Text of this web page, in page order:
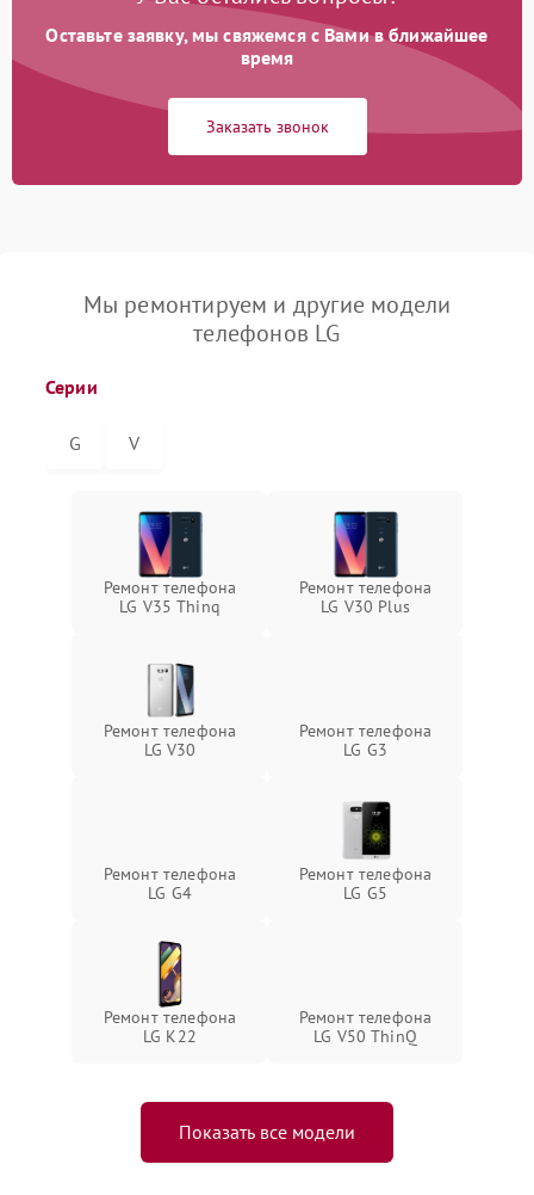
Оставьте заявку, мы свяжемся с Вами в ближайшее
время
Заказать звонок
Мы ремонтируем и другие модели
телефонов LG
Серии
G V
Ремонт телефона
LG V35 Thinq
Ремонт телефона
LG V30 Plus
Ремонт телефона
LG V30
Ремонт телефона
LG G3
Ремонт телефона
LG G4
Ремонт телефона
LG G5
Ремонт телефона
LG K22
Ремонт телефона
LG V50 ThinQ
Показать все модели